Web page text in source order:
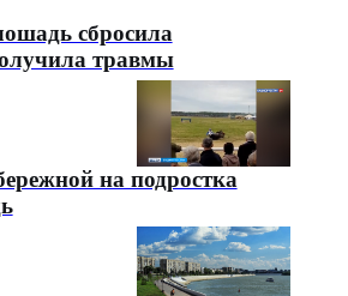
сбросила
травмы
на подростка